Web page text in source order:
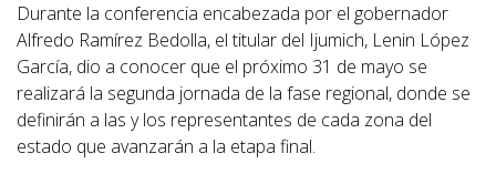
Durante la conferencia encabezada por el gobernador
Alfredo Ramírez Bedolla, el titular del Ijumich, Lenin López
García, dio a conocer que el próximo 31 de mayo se
realizará la segunda jornada de la fase regional, donde se
definirán a las y los representantes de cada zona del
estado que avanzarán a la etapa final.